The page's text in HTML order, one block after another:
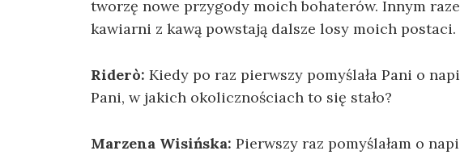
tworzę nowe przygody moich bohaterów. Innym
kawiarni z kawą powstają dalsze losy moich postaci.
Riderò: Kiedy po raz pierwszy pomyślała Pani o
Pani, w jakich okolicznościach to się stało?
Marzena Wisińska: Pierwszy raz pomyślałam o